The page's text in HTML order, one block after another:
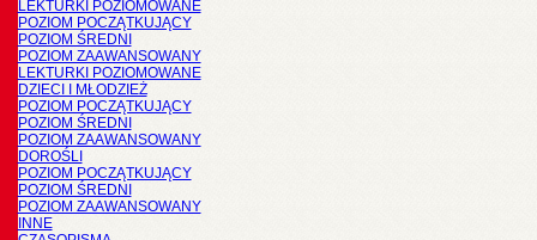
LEKTURKI POZIOMOWANE
POZIOM POCZĄTKUJĄCY
POZIOM ŚREDNI
POZIOM ZAAWANSOWANY
LEKTURKI POZIOMOWANE
DZIECI I MŁODZIEŻ
POZIOM POCZĄTKUJĄCY
POZIOM ŚREDNI
POZIOM ZAAWANSOWANY
DOROŚLI
POZIOM POCZĄTKUJĄCY
POZIOM ŚREDNI
POZIOM ZAAWANSOWANY
INNE